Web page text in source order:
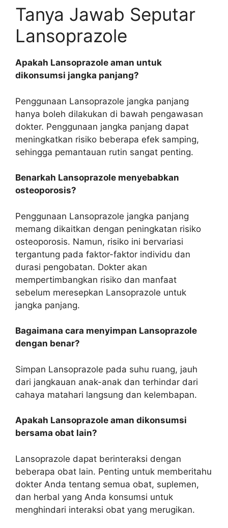
Tanya Jawab Seputar
Lansoprazole
Apakah Lansoprazole aman untuk
dikonsumsi jangka panjang?
Penggunaan Lansoprazole jangka panjang
hanya boleh dilakukan di bawah pengawasan
dokter. Penggunaan jangka panjang dapat
meningkatkan risiko beberapa efek samping,
sehingga pemantauan rutin sangat penting.
Benarkah Lansoprazole menyebabkan
osteoporosis?
Penggunaan Lansoprazole jangka panjang
memang dikaitkan dengan peningkatan risiko
osteoporosis. Namun, risiko ini bervariasi
tergantung pada faktor-faktor individu dan
durasi pengobatan. Dokter akan
mempertimbangkan risiko dan manfaat
sebelum meresepkan Lansoprazole untuk
jangka panjang.
Bagaimana cara menyimpan Lansoprazole
dengan benar?
Simpan Lansoprazole pada suhu ruang, jauh
dari jangkauan anak-anak dan terhindar dari
cahaya matahari langsung dan kelembapan.
Apakah Lansoprazole aman dikonsumsi
bersama obat lain?
Lansoprazole dapat berinteraksi dengan
beberapa obat lain. Penting untuk memberitahu
dokter Anda tentang semua obat, suplemen,
dan herbal yang Anda konsumsi untuk
menghindari interaksi obat yang merugikan.